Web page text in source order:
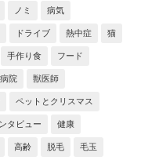
ノミ 病気
ドライブ 熱中症 猫
手作り食 フード
院 獣医師
ペットとクリスマス
タビュー 健康
高齢 脱毛 毛玉